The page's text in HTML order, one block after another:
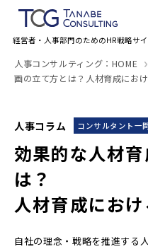
経営者・人事部門のためのHR戦略サ
人事コンサルティング：HOME
画の立て方とは？人材育成にお
人事コラム コンサルタント一
効果的な人材
は？
人材育成にお
自社の理念・戦略を推進する